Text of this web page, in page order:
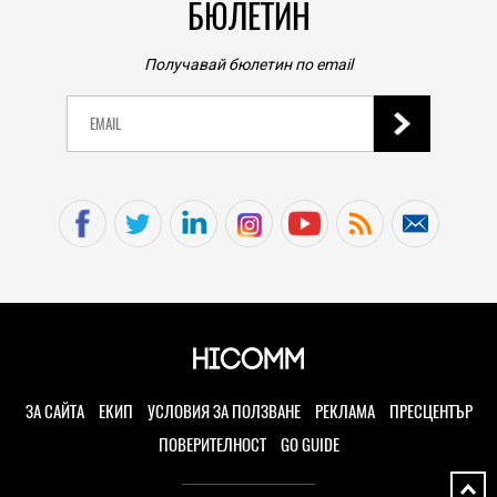
HIEND
Този връх е почти 3 пъти по-висок от Еверест, но
не може да го усетите, защото се издига в рамките
04.08.2026
PLAY
Цената на виртуалния шлем Steam Frame също
изглежда нереална: над 1100 долара
Книгите, създадени от ИИ, вече са 33 процента от
новите попълнения в класациите за бестселъри, а
04.08.2026
Samsung Galaxy Z Fold8 Ultra – ново име, познато
БЮЛЕТИН
Получавай бюлетин по email
ЗА САЙТА ЕКИП УСЛОВИЯ ЗА ПОЛЗВАНЕ РЕКЛАМА
ПРЕСЦЕНТЪР
ПОВЕРИТЕЛНОСТ
GO GUIDE